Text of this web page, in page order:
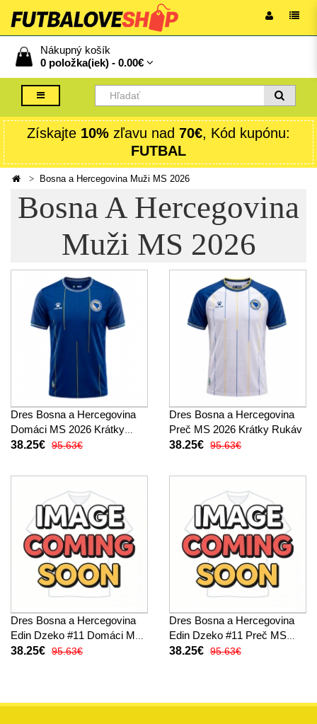
Nákupný košík
0 položka(iek) - 0.00€
Získajte 10% zľavu nad 70€, Kód kupónu:
FUTBAL
Bosna a Hercegovina Muži MS 2026
Bosna A Hercegovina
Muži MS 2026
Dres Bosna a Hercegovina
Domáci MS 2026 Krátky
Rukáv
38.25€ 95.63€
Dres Bosna a Hercegovina
Preč MS 2026 Krátky Rukáv
38.25€ 95.63€
Dres Bosna a Hercegovina
Edin Dzeko #11 Domáci MS
2026 Krátky Rukáv
38.25€ 95.63€
Dres Bosna a Hercegovina
Edin Dzeko #11 Preč MS
2026 Krátky Rukáv
38.25€ 95.63€